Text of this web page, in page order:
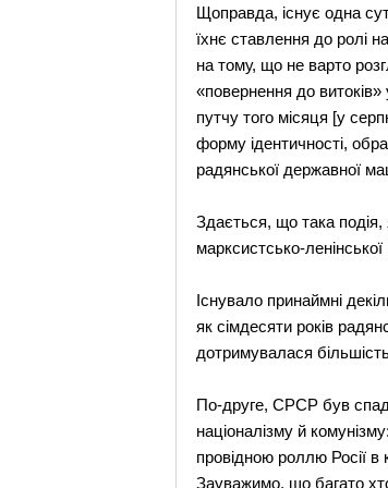
Щоправда, існує одна
їхнє ставлення до ролі
на тому, що не варто
«повернення до
путчу того місяця [у
форму ідентичності,
радянської державної
Здається, що така
марксистсько-
Існувало принаймні
як сімдесяти років
дотримувалася
По-друге, СРСР був
націоналізму й
провідною роллю Росії
Зауважимо, що багато